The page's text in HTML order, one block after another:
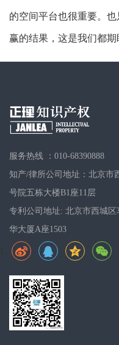
的空间平台也很重要。
赢的结果，这是我们都期
服务热线 ：010-68390888
知产/律所公司地址：北京市
号院五栋大楼B1座11层
专利公司地址: 北京市西城区
华大厦A座1503